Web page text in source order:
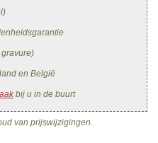
en België
bij u in de buurt
van prijswijzigingen.